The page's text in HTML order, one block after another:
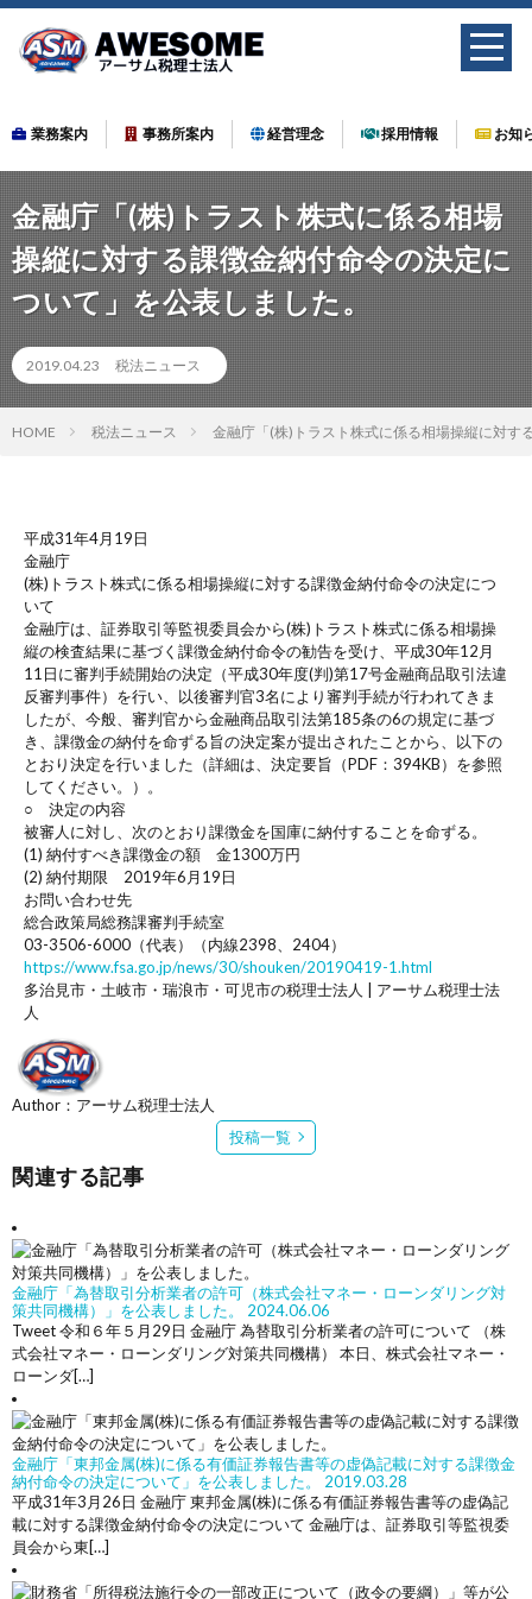
業務案内 事務所案内 経営理念 採用情報 お知
金融庁「(株)トラスト株式に係る相場
操縦に対する課徴金納付命令の決定に
ついて」を公表しました。
2019.04.23 税法ニュース
HOME 税法ニュース 金融庁「(株)トラスト株式に係る相場操縦に対す
平成31年4月19日
金融庁
(株)トラスト株式に係る相場操縦に対する課徴金納付命令の決定につ
いて
金融庁は、証券取引等監視委員会から(株)トラスト株式に係る相場操
縦の検査結果に基づく課徴金納付命令の勧告を受け、平成30年12月
11日に審判手続開始の決定（平成30年度(判)第17号金融商品取引法違
反審判事件）を行い、以後審判官3名により審判手続が行われてきま
したが、今般、審判官から金融商品取引法第185条の6の規定に基づ
き、課徴金の納付を命ずる旨の決定案が提出されたことから、以下の
とおり決定を行いました（詳細は、決定要旨（PDF：394KB）を参照
してください。）。
○ 決定の内容
被審人に対し、次のとおり課徴金を国庫に納付することを命ずる。
(1) 納付すべき課徴金の額 金1300万円
(2) 納付期限 2019年6月19日
お問い合わせ先
総合政策局総務課審判手続室
03-3506-6000（代表）（内線2398、2404）
https://www.fsa.go.jp/news/30/shouken/20190419-1.html
多治見市・土岐市・瑞浪市・可児市の税理士法人 | アーサム税理士法
人
Author：アーサム税理士法人
投稿一覧
関連する記事
金融庁「為替取引分析業者の許可（株式会社マネー・ローンダリング対
策共同機構）」を公表しました。
2024.06.06
Tweet 令和６年５月29日 金融庁 為替取引分析業者の許可について （株
式会社マネー・ローンダリング対策共同機構） 本日、株式会社マネー・
ローンダ[…]
金融庁「東邦金属(株)に係る有価証券報告書等の虚偽記載に対する課徴金
納付命令の決定について」を公表しました。
2019.03.28
平成31年3月26日 金融庁 東邦金属(株)に係る有価証券報告書等の虚偽記
載に対する課徴金納付命令の決定について 金融庁は、証券取引等監視委
員会から東[…]